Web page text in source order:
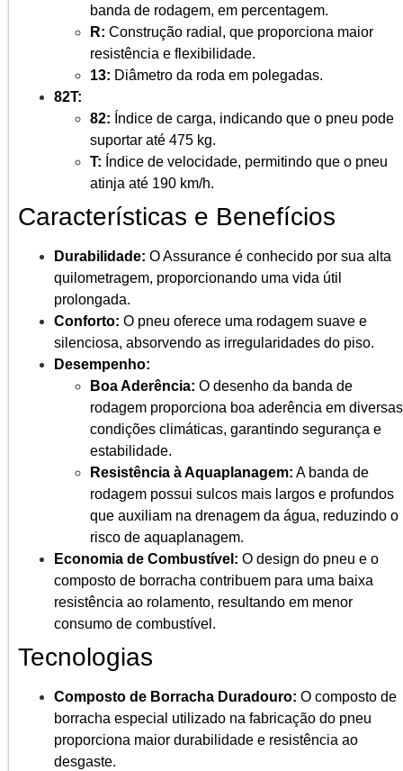
banda de rodagem, em percentagem.
R: Construção radial, que proporciona maior
resistência e flexibilidade.
13: Diâmetro da roda em polegadas.
82T:
82: Índice de carga, indicando que o pneu pode
suportar até 475 kg.
T: Índice de velocidade, permitindo que o pneu
atinja até 190 km/h.
Características e Benefícios
Durabilidade: O Assurance é conhecido por sua alta
quilometragem, proporcionando uma vida útil
prolongada.
Conforto: O pneu oferece uma rodagem suave e
silenciosa, absorvendo as irregularidades do piso.
Desempenho:
Boa Aderência: O desenho da banda de
rodagem proporciona boa aderência em diversas
condições climáticas, garantindo segurança e
estabilidade.
Resistência à Aquaplanagem: A banda de
rodagem possui sulcos mais largos e profundos
que auxiliam na drenagem da água, reduzindo o
risco de aquaplanagem.
Economia de Combustível: O design do pneu e o
composto de borracha contribuem para uma baixa
resistência ao rolamento, resultando em menor
consumo de combustível.
Tecnologias
Composto de Borracha Duradouro: O composto de
borracha especial utilizado na fabricação do pneu
proporciona maior durabilidade e resistência ao
desgaste.